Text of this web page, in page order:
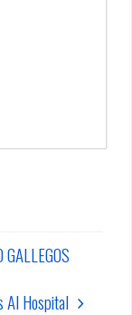
Al Hospital